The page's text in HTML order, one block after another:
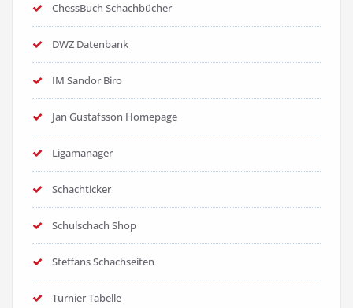
ChessBuch Schachbücher
DWZ Datenbank
IM Sandor Biro
Jan Gustafsson Homepage
Ligamanager
Schachticker
Schulschach Shop
Steffans Schachseiten
Turnier Tabelle